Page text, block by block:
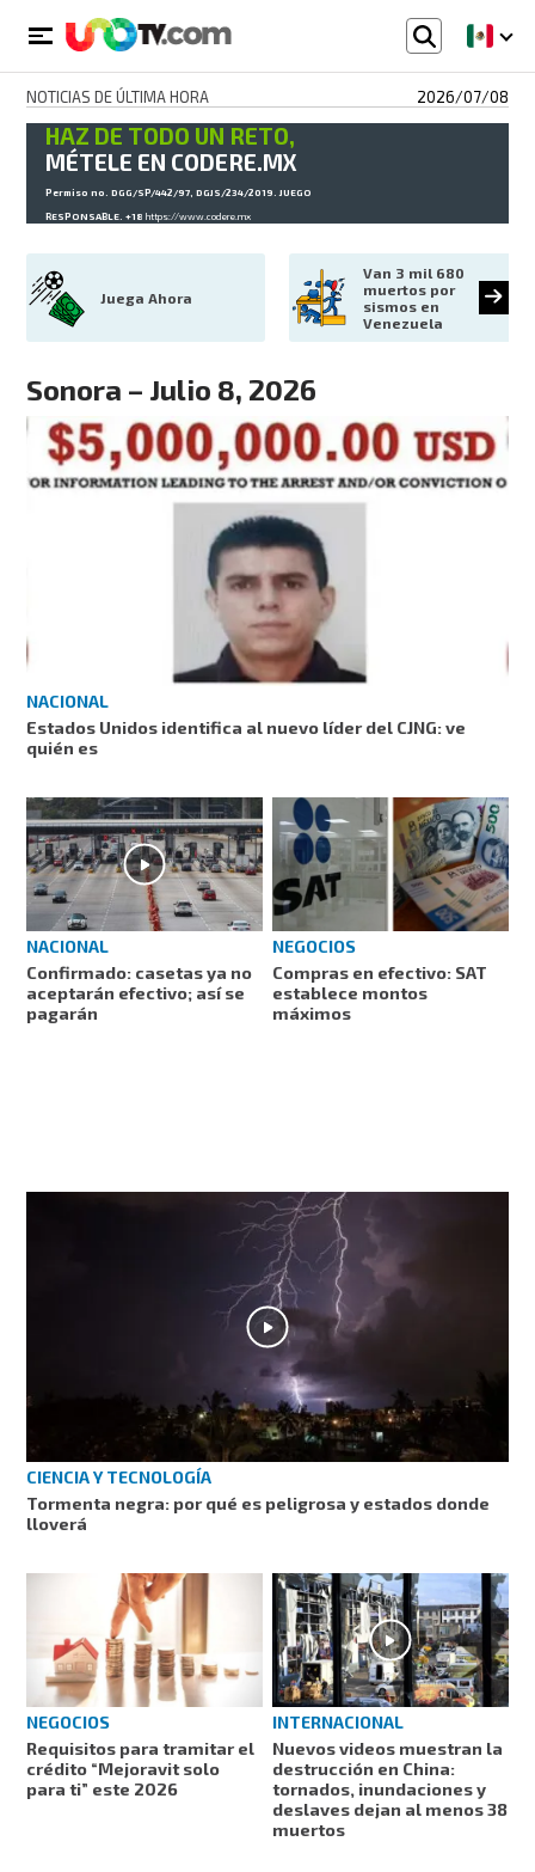
NOTICIAS DE ÚLTIMA HORA 2026/07/08
HAZ DE TODO UN RETO,
MÉTELE EN CODERE.MX
Permiso no. DGG/SP/442/97, DGJS/234/2019. JUEGO
RESPONSABLE. +18https://www.codere.mx
Juega Ahora
Van 3 mil 680
muertos por
sismos en
Venezuela
Sonora – Julio 8, 2026
NACIONAL
Estados Unidos identifica al nuevo líder del CJNG: ve
quién es
NACIONAL
Confirmado: casetas ya no
aceptarán efectivo; así se
pagarán
NEGOCIOS
Compras en efectivo: SAT
establece montos
máximos
CIENCIA Y TECNOLOGÍA
Tormenta negra: por qué es peligrosa y estados donde
lloverá
NEGOCIOS
Requisitos para tramitar el
crédito “Mejoravit solo
para ti” este 2026
INTERNACIONAL
Nuevos videos muestran la
destrucción en China:
tornados, inundaciones y
deslaves dejan al menos 38
muertos